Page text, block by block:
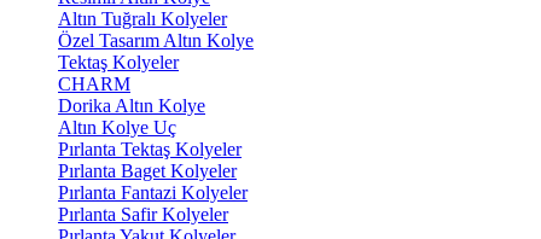
Altın Tuğralı Kolyeler
Özel Tasarım Altın Kolye
Tektaş Kolyeler
CHARM
Dorika Altın Kolye
Altın Kolye Uç
Pırlanta Tektaş Kolyeler
Pırlanta Baget Kolyeler
Pırlanta Fantazi Kolyeler
Pırlanta Safir Kolyeler